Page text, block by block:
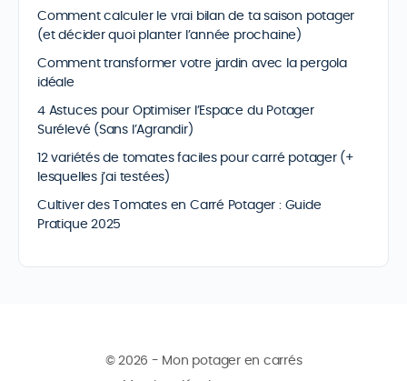
Comment calculer le vrai bilan de ta saison potager
(et décider quoi planter l’année prochaine)
Comment transformer votre jardin avec la pergola
idéale
4 Astuces pour Optimiser l’Espace du Potager
Surélevé (Sans l’Agrandir)
12 variétés de tomates faciles pour carré potager (+
lesquelles j’ai testées)
Cultiver des Tomates en Carré Potager : Guide
Pratique 2025
© 2026 - Mon potager en carrés